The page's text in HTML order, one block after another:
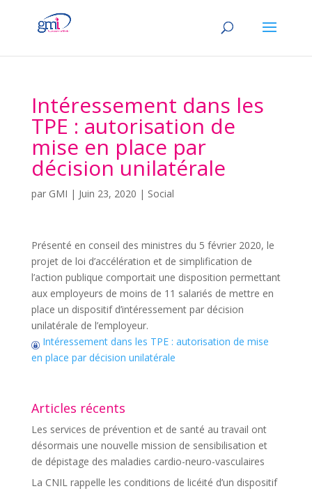
Intéressement dans les
TPE : autorisation de
mise en place par
décision unilatérale
par GMI | Juin 23, 2020 | Social
Présenté en conseil des ministres du 5 février 2020, le
projet de loi d’accélération et de simplification de
l’action publique comportait une disposition permettant
aux employeurs de moins de 11 salariés de mettre en
place un dispositif d’intéressement par décision
unilatérale de l’employeur.
Intéressement dans les TPE : autorisation de mise
en place par décision unilatérale
Articles récents
Les services de prévention et de santé au travail ont
désormais une nouvelle mission de sensibilisation et
de dépistage des maladies cardio-neuro-vasculaires
La CNIL rappelle les conditions de licéité d’un dispositif